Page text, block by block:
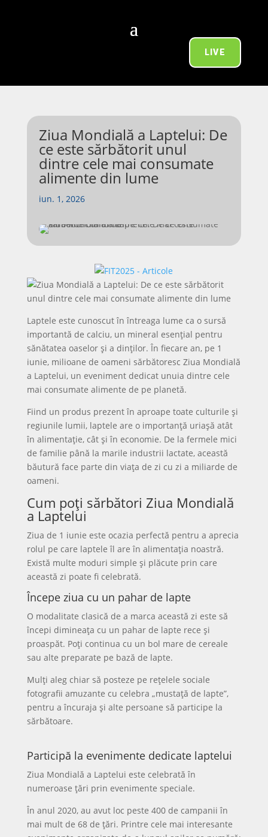
LIVE
Ziua Mondială a Laptelui: De
ce este sărbătorit unul
dintre cele mai consumate
alimente din lume
iun. 1, 2026
Laptele este cunoscut în întreaga lume ca o sursă
importantă de calciu, un mineral esențial pentru
sănătatea oaselor și a dinților. În fiecare an, pe 1
iunie, milioane de oameni sărbătoresc Ziua Mondială
a Laptelui, un eveniment dedicat unuia dintre cele
mai consumate alimente de pe planetă.
Fiind un produs prezent în aproape toate culturile și
regiunile lumii, laptele are o importanță uriașă atât
în alimentație, cât și în economie. De la fermele mici
de familie până la marile industrii lactate, această
băutură face parte din viața de zi cu zi a miliarde de
oameni.
Cum poți sărbători Ziua Mondială
a Laptelui
Ziua de 1 iunie este ocazia perfectă pentru a aprecia
rolul pe care laptele îl are în alimentația noastră.
Există multe moduri simple și plăcute prin care
această zi poate fi celebrată.
Începe ziua cu un pahar de lapte
O modalitate clasică de a marca această zi este să
începi dimineața cu un pahar de lapte rece și
proaspăt. Poți continua cu un bol mare de cereale
sau alte preparate pe bază de lapte.
Mulți aleg chiar să posteze pe rețelele sociale
fotografii amuzante cu celebra „mustață de lapte”,
pentru a încuraja și alte persoane să participe la
sărbătoare.
Participă la evenimente dedicate laptelui
Ziua Mondială a Laptelui este celebrată în
numeroase țări prin evenimente speciale.
În anul 2020, au avut loc peste 400 de campanii în
mai mult de 68 de țări. Printre cele mai interesante